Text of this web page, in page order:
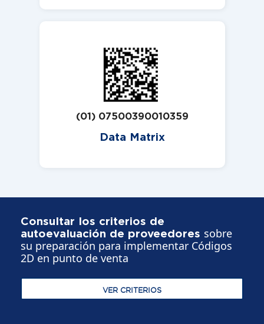
(01) 07500390010359
Data Matrix
Consultar los criterios de
autoevaluación de proveedores sobre
su preparación para implementar Códigos
2D en punto de venta
VER CRITERIOS